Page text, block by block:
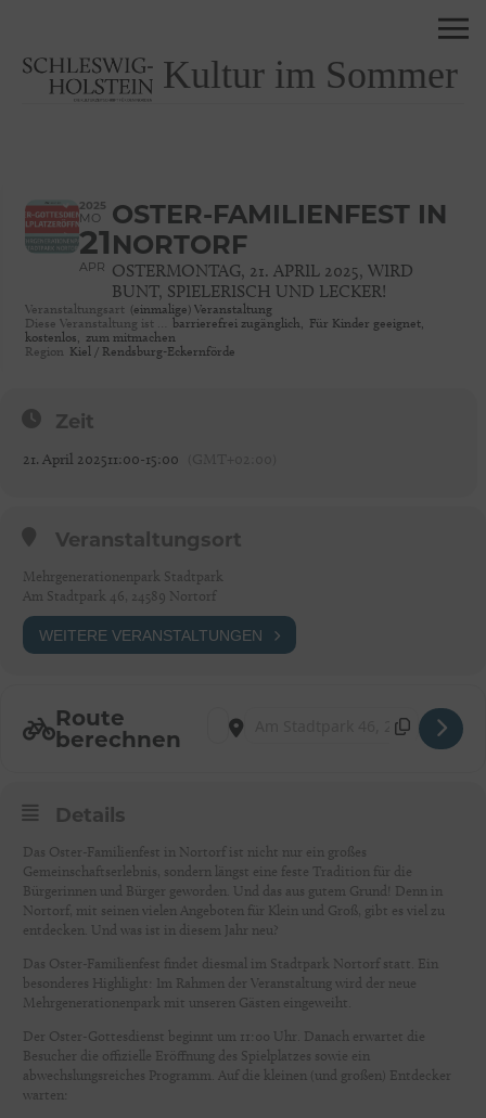
Kultur im Sommer
2025
MO
21
APR
OSTER-FAMILIENFEST IN
NORTORF
OSTERMONTAG, 21. APRIL 2025, WIRD
BUNT, SPIELERISCH UND LECKER!
Veranstaltungsart (einmalige) Veranstaltung
Diese Veranstaltung ist … barrierefrei zugänglich, Für Kinder geeignet,
kostenlos, zum mitmachen
Region Kiel / Rendsburg-Eckernförde
Zeit
21. April 202511:00-15:00
Veranstaltungsort
Mehrgenerationenpark Stadtpark
Am Stadtpark 46, 24589 Nortorf
WEITERE VERANSTALTUNGEN
Route
berechnen
Address - Oster-Familienfest in Nortorf
Destination Address - Oster-
Details
Das Oster-Familienfest in Nortorf ist nicht nur ein großes
Gemeinschaftserlebnis, sondern längst eine feste Tradition für die
Bürgerinnen und Bürger geworden. Und das aus gutem Grund! Denn in
Nortorf, mit seinen vielen Angeboten für Klein und Groß, gibt es viel zu
entdecken. Und was ist in diesem Jahr neu?
Das Oster-Familienfest findet diesmal im Stadtpark Nortorf statt. Ein
besonderes Highlight: Im Rahmen der Veranstaltung wird der neue
Mehrgenerationenpark mit unseren Gästen eingeweiht.
Der Oster-Gottesdienst beginnt um 11:00 Uhr. Danach erwartet die
Besucher die offizielle Eröffnung des Spielplatzes sowie ein
abwechslungsreiches Programm. Auf die kleinen (und großen) Entdecker
warten: